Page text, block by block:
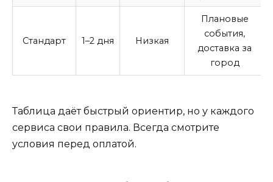
Стандарт 1–2 дня Низкая
Плановые
события,
доставка за
город
Таблица даёт быстрый ориентир, но у каждого
сервиса свои правила. Всегда смотрите
условия перед оплатой.